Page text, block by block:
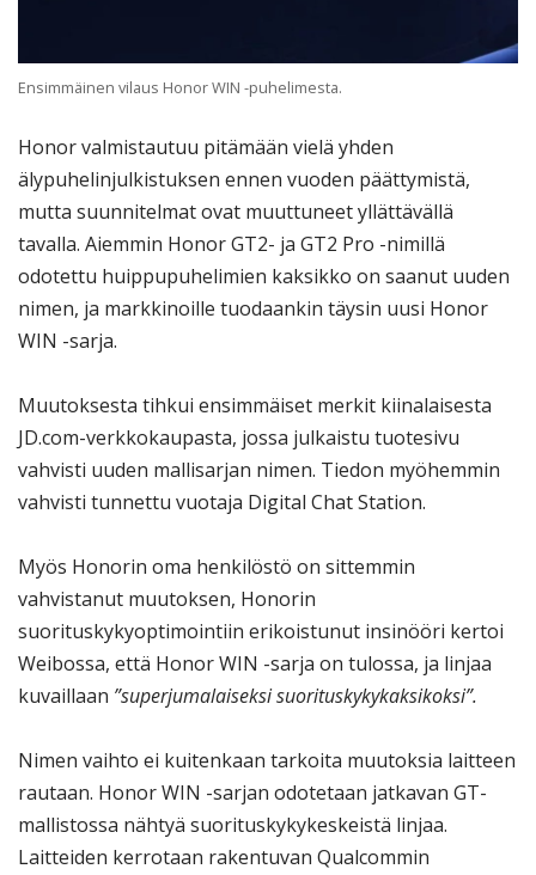
Ensimmäinen vilaus Honor WIN -puhelimesta.
Honor valmistautuu pitämään vielä yhden
älypuhelinjulkistuksen ennen vuoden päättymistä,
mutta suunnitelmat ovat muuttuneet yllättävällä
tavalla. Aiemmin Honor GT2- ja GT2 Pro -nimillä
odotettu huippupuhelimien kaksikko on saanut uuden
nimen, ja markkinoille tuodaankin täysin uusi Honor
WIN -sarja.
Muutoksesta tihkui ensimmäiset merkit kiinalaisesta
JD.com-verkkokaupasta, jossa julkaistu tuotesivu
vahvisti uuden mallisarjan nimen. Tiedon myöhemmin
vahvisti tunnettu vuotaja Digital Chat Station.
Myös Honorin oma henkilöstö on sittemmin
vahvistanut muutoksen, Honorin
suorituskykyoptimointiin erikoistunut insinööri kertoi
Weibossa, että Honor WIN -sarja on tulossa, ja linjaa
kuvaillaan ”superjumalaiseksi suorituskykykaksikoksi”.
Nimen vaihto ei kuitenkaan tarkoita muutoksia laitteen
rautaan. Honor WIN -sarjan odotetaan jatkavan GT-
mallistossa nähtyä suorituskykykeskeistä linjaa.
Laitteiden kerrotaan rakentuvan Qualcommin